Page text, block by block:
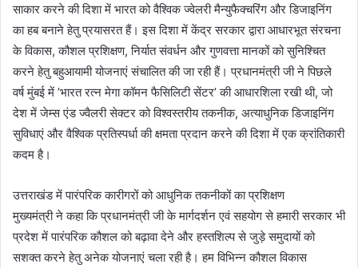
साकार करने की दिशा में भारत को वैश्विक ज्वेलरी मैन्युफैक्चरिंग और डिजाइनिंग
का हब बनाने हेतु प्रयासरत हैं। इस दिशा में केंद्र सरकार द्वारा आधारभूत संरचना
के विकास, कौशल प्रशिक्षण, निर्यात संवर्धन और गुणवत्ता मानकों को सुनिश्चित
करने हेतु बहुआयामी योजनाएं संचालित की जा रही हैं। प्रधानमंत्री जी ने पिछले
वर्ष मुंबई में ’भारत रत्न मेगा कॉमन फैसिलिटी सेंटर’ की आधारशिला रखी थी, जो
देश में जेम्स एंड ज्वैलरी सेक्टर को विश्वस्तरीय तकनीक, अत्याधुनिक डिजाइनिंग
सुविधाएं और वैश्विक प्रतिस्पर्धा की क्षमता प्रदान करने की दिशा में एक क्रांतिकारी
कदम है।
उत्तराखंड में पारंपरिक कारीगरों को आधुनिक तकनीकों का प्रशिक्षण
मुख्यमंत्री ने कहा कि प्रधानमंत्री जी के मार्गदर्शन एवं सहयोग से हमारी सरकार भी
प्रदेश में पारंपरिक कौशल को बढ़ावा देने और हस्तशिल्प से जुड़े समुदायों को
सशक्त करने हेतु अनेक योजनाएं चला रही है। हम विभिन्न कौशल विकास